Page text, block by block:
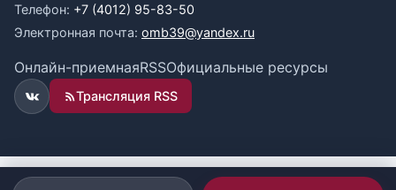
Телефон: +7 (4012) 95-83-50
Электронная почта: omb39@yandex.ru
Онлайн-приемнаяRSSОфициальные ресурсы
ВКонтакте
Трансляция RSS